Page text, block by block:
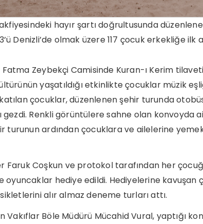
hayır şartı doğrultusunda
Denizli’de olmak üzere 117 çocuk erkekliğe ilk
Fatma Zeybekçi Camisinde Kuran-ı Kerim
yaşatıldığı etkinlikte çocuklar müzik
çocuklar, düzenlenen şehir turunda
gezdi. Renkli görüntülere sahne olan konvoyda
turunun ardından çocuklara ve ailelerine
Faruk Coşkun ve protokol tarafından her
oyuncaklar hediye edildi. Hediyelerine kavuşan
alır almaz deneme turları attı.
Vakıflar Böle Müdürü Mücahid Vural, yaptığı